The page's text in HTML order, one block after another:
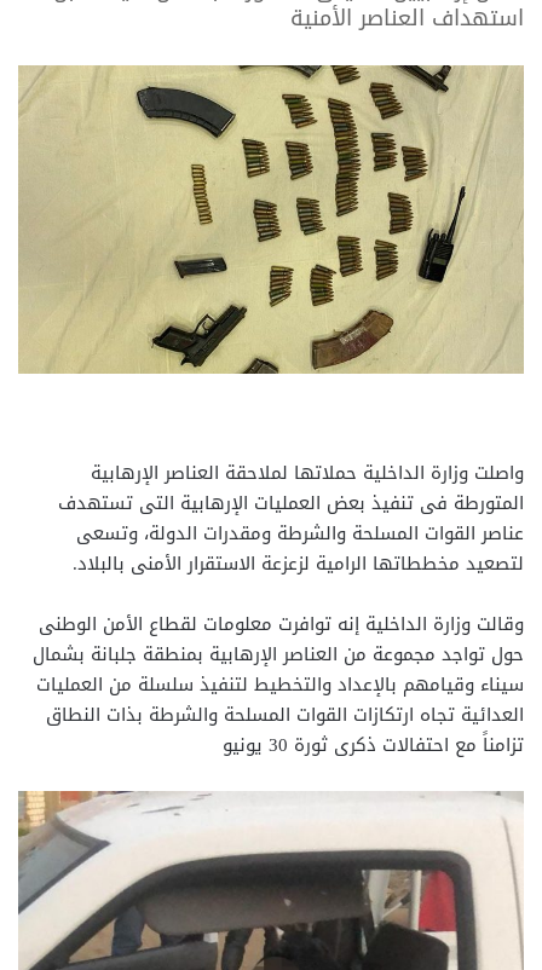
استهداف العناصر الأمنية
واصلت وزارة الداخلية حملاتها لملاحقة العناصر الإرهابية
المتورطة فى تنفيذ بعض العمليات الإرهابية التى تستهدف
عناصر القوات المسلحة والشرطة ومقدرات الدولة، وتسعى
لتصعيد مخططاتها الرامية لزعزعة الاستقرار الأمنى بالبلاد.
وقالت وزارة الداخلية إنه توافرت معلومات لقطاع الأمن الوطنى
حول تواجد مجموعة من العناصر الإرهابية بمنطقة جلبانة بشمال
سيناء وقيامهم بالإعداد والتخطيط لتنفيذ سلسلة من العمليات
العدائية تجاه ارتكازات القوات المسلحة والشرطة بذات النطاق
تزامناً مع احتفالات ذكرى ثورة 30 يونيو